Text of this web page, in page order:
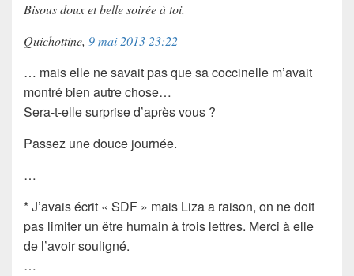
Bisous doux et belle soirée à toi.
Quichottine, 9 mai 2013 23:22
… mais elle ne savait pas que sa coccinelle m’avait
montré bien autre chose…
Sera-t-elle surprise d’après vous ?
Passez une douce journée.
…
* J’avais écrit « SDF » mais Liza a raison, on ne doit
pas limiter un être humain à trois lettres. Merci à elle
de l’avoir souligné.
…